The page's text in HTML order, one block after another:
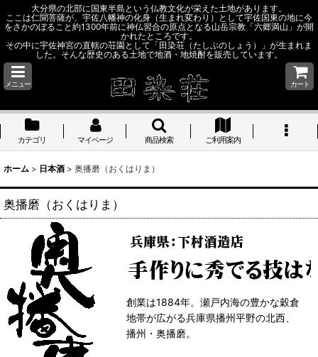
大分県の北部に国東半島という仏教文化が栄えた土地があります。
ここは仁聞菩薩が、宇佐八幡神の化身（生まれ変わり）として宇佐国東の地に今
をさかのぼること約1300年前に神仏習合の原点となる山岳宗教「六郷満山」が開
かれたところです。
その中に宇佐神宮の直轄の荘園として「田染荘（たしぶのしょう）」が生まれま
した。そんな歴史のある土地で地酒・地焼酎を販売しています。
メニュー カート
カテゴリ マイページ 商品検索 ご利用案内
ホーム > 日本酒 > 奥播磨（おくはりま）
奥播磨（おくはりま）
創業は1884年。瀬戸内海の豊かな穀倉
地帯が広がる兵庫県播州平野の北西、
播州・奥播磨。